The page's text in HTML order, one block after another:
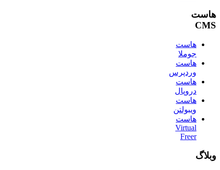
هاست
CMS
هاست
جوملا
هاست
وردپرس
هاست
دروپال
هاست
ویبولتن
هاست
Virtual
Freer
وبلاگ